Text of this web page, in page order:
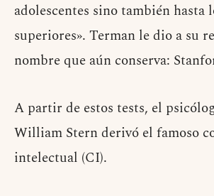
adolescentes sino también hasta
superiores». Terman le dio a su
nombre que aún conserva:
A partir de estos tests, el
William Stern derivó el famoso
intelectual (CI).